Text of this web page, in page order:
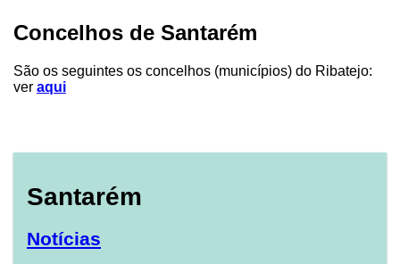
Concelhos de Santarém
São os seguintes os concelhos (municípios) do Ribatejo:
ver aqui
Santarém
Notícias